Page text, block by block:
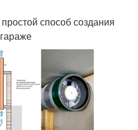
способ создания